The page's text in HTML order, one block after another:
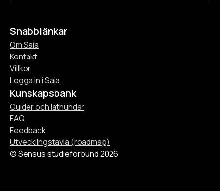
© Sensus studieförbund 2026
Snabblänkar
Om Saia
Kontakt
Villkor
Logga in i Saia
Kunskapsbank
Guider och lathundar
FAQ
Feedback
Utvecklingstavla (roadmap)